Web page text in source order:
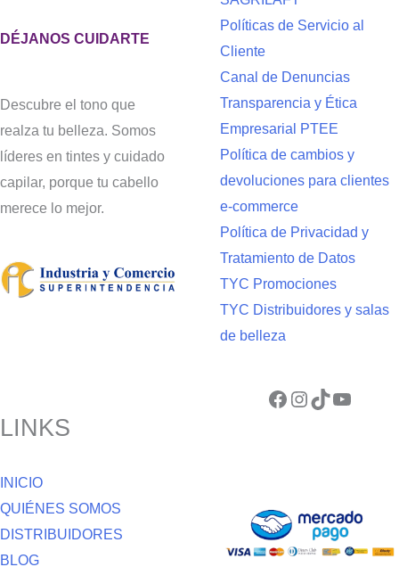
DÉJANOS CUIDARTE
Descubre el tono que
realza tu belleza. Somos
líderes en tintes y cuidado
capilar, porque tu cabello
merece lo mejor.
Políticas de Servicio al
Cliente
Canal de Denuncias
Transparencia y Ética
Empresarial PTEE
Política de cambios y
devoluciones para clientes
e-commerce
Política de Privacidad y
Tratamiento de Datos
TYC Promociones
TYC Distribuidores y salas
de belleza
Facebook Instagram TikTok YouTube
LINKS
INICIO
QUIÉNES SOMOS
DISTRIBUIDORES
BLOG